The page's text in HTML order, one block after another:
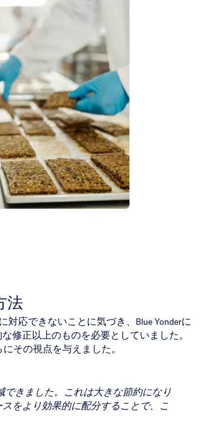
法
応できないことに気づき、Blue Yonderに
修正以上のものを必要としていました。
その視点を与えました。
できました。これは大きな節約になり
をより効果的に配分することで、こ